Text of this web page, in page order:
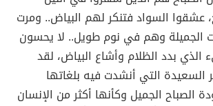
عشقوا السواد فتنكر لهم البياض.. ومرت
الجميلة وهم في نوم طويل.. لا يحسون
الذي بدد الظلام وأشاع البياض، لقد
السعيدة التي أنشدت فيه بلغاتها
الصباح الجميل وكأنها أكثر من الإنسان